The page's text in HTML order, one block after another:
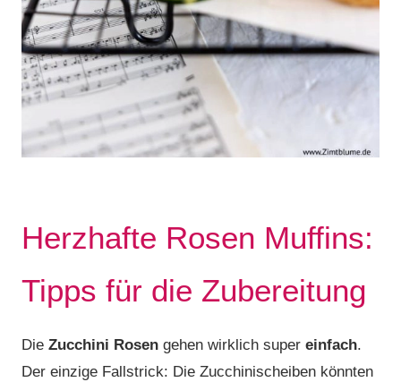
Herzhafte Rosen Muffins:
Tipps für die Zubereitung
Die Zucchini Rosen gehen wirklich super einfach.
Der einzige Fallstrick: Die Zucchinischeiben könnten